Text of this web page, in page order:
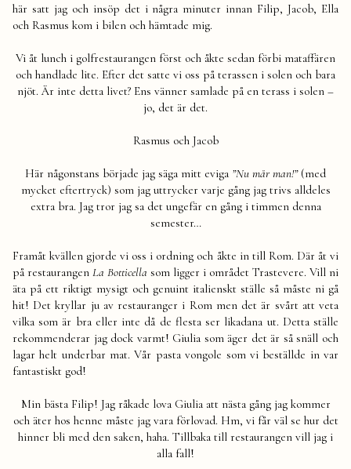
här satt jag och insöp det i några minuter innan Filip, Jacob, Ella
och Rasmus kom i bilen och hämtade mig.
Vi åt lunch i golfrestaurangen först och åkte sedan förbi mataffären
och handlade lite. Efter det satte vi oss på terassen i solen och bara
njöt. Är inte detta livet? Ens vänner samlade på en terass i solen –
jo, det är det.
Rasmus och Jacob
Här någonstans började jag säga mitt eviga ”Nu mår man!” (med
mycket eftertryck) som jag uttrycker varje gång jag trivs alldeles
extra bra. Jag tror jag sa det ungefär en gång i timmen denna
semester…
Framåt kvällen gjorde vi oss i ordning och åkte in till Rom. Där åt vi
på restaurangen La Botticella som ligger i området Trastevere. Vill ni
äta på ett riktigt mysigt och genuint italienskt ställe så måste ni gå
hit! Det kryllar ju av restauranger i Rom men det är svårt att veta
vilka som är bra eller inte då de flesta ser likadana ut. Detta ställe
rekommenderar jag dock varmt! Giulia som äger det är så snäll och
lagar helt underbar mat. Vår pasta vongole som vi beställde in var
fantastiskt god!
Min bästa Filip! Jag råkade lova Giulia att nästa gång jag kommer
och äter hos henne måste jag vara förlovad. Hm, vi får väl se hur det
hinner bli med den saken, haha. Tillbaka till restaurangen vill jag i
alla fall!